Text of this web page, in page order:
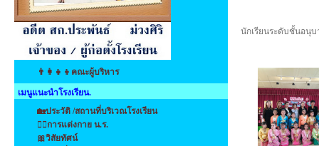
👨‍👩‍👧‍👦คณะผู้บริหาร
เมนูแนะนำโรงเรียน.
🏡ประวัติ /สถานที่บริเวณโรงเรียน
👩‍⚕️การแต่งกาย น.ร.
🎀วิสัยทัศน์
นักเรียนระดับชั้นอนุ